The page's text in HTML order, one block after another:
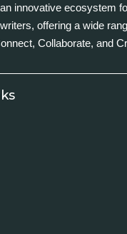
innovative ecosystem
offering a wide
Collaborate, and